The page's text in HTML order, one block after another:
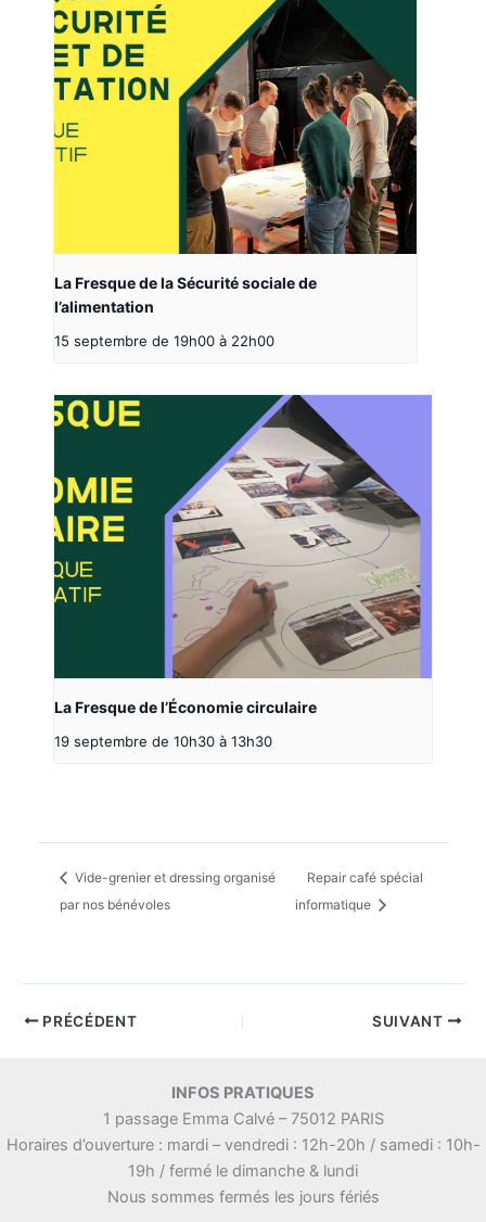
La Fresque de la Sécurité sociale de
l’alimentation
15 septembre de 19h00 à 22h00
La Fresque de l’Économie circulaire
19 septembre de 10h30 à 13h30
Vide-grenier et dressing organisé
par nos bénévoles
Repair café spécial
informatique
PRÉCÉDENT SUIVANT
INFOS PRATIQUES
1 passage Emma Calvé – 75012 PARIS
Horaires d’ouverture : mardi – vendredi : 12h-20h / samedi : 10h-
19h / fermé le dimanche & lundi
Nous sommes fermés les jours fériés